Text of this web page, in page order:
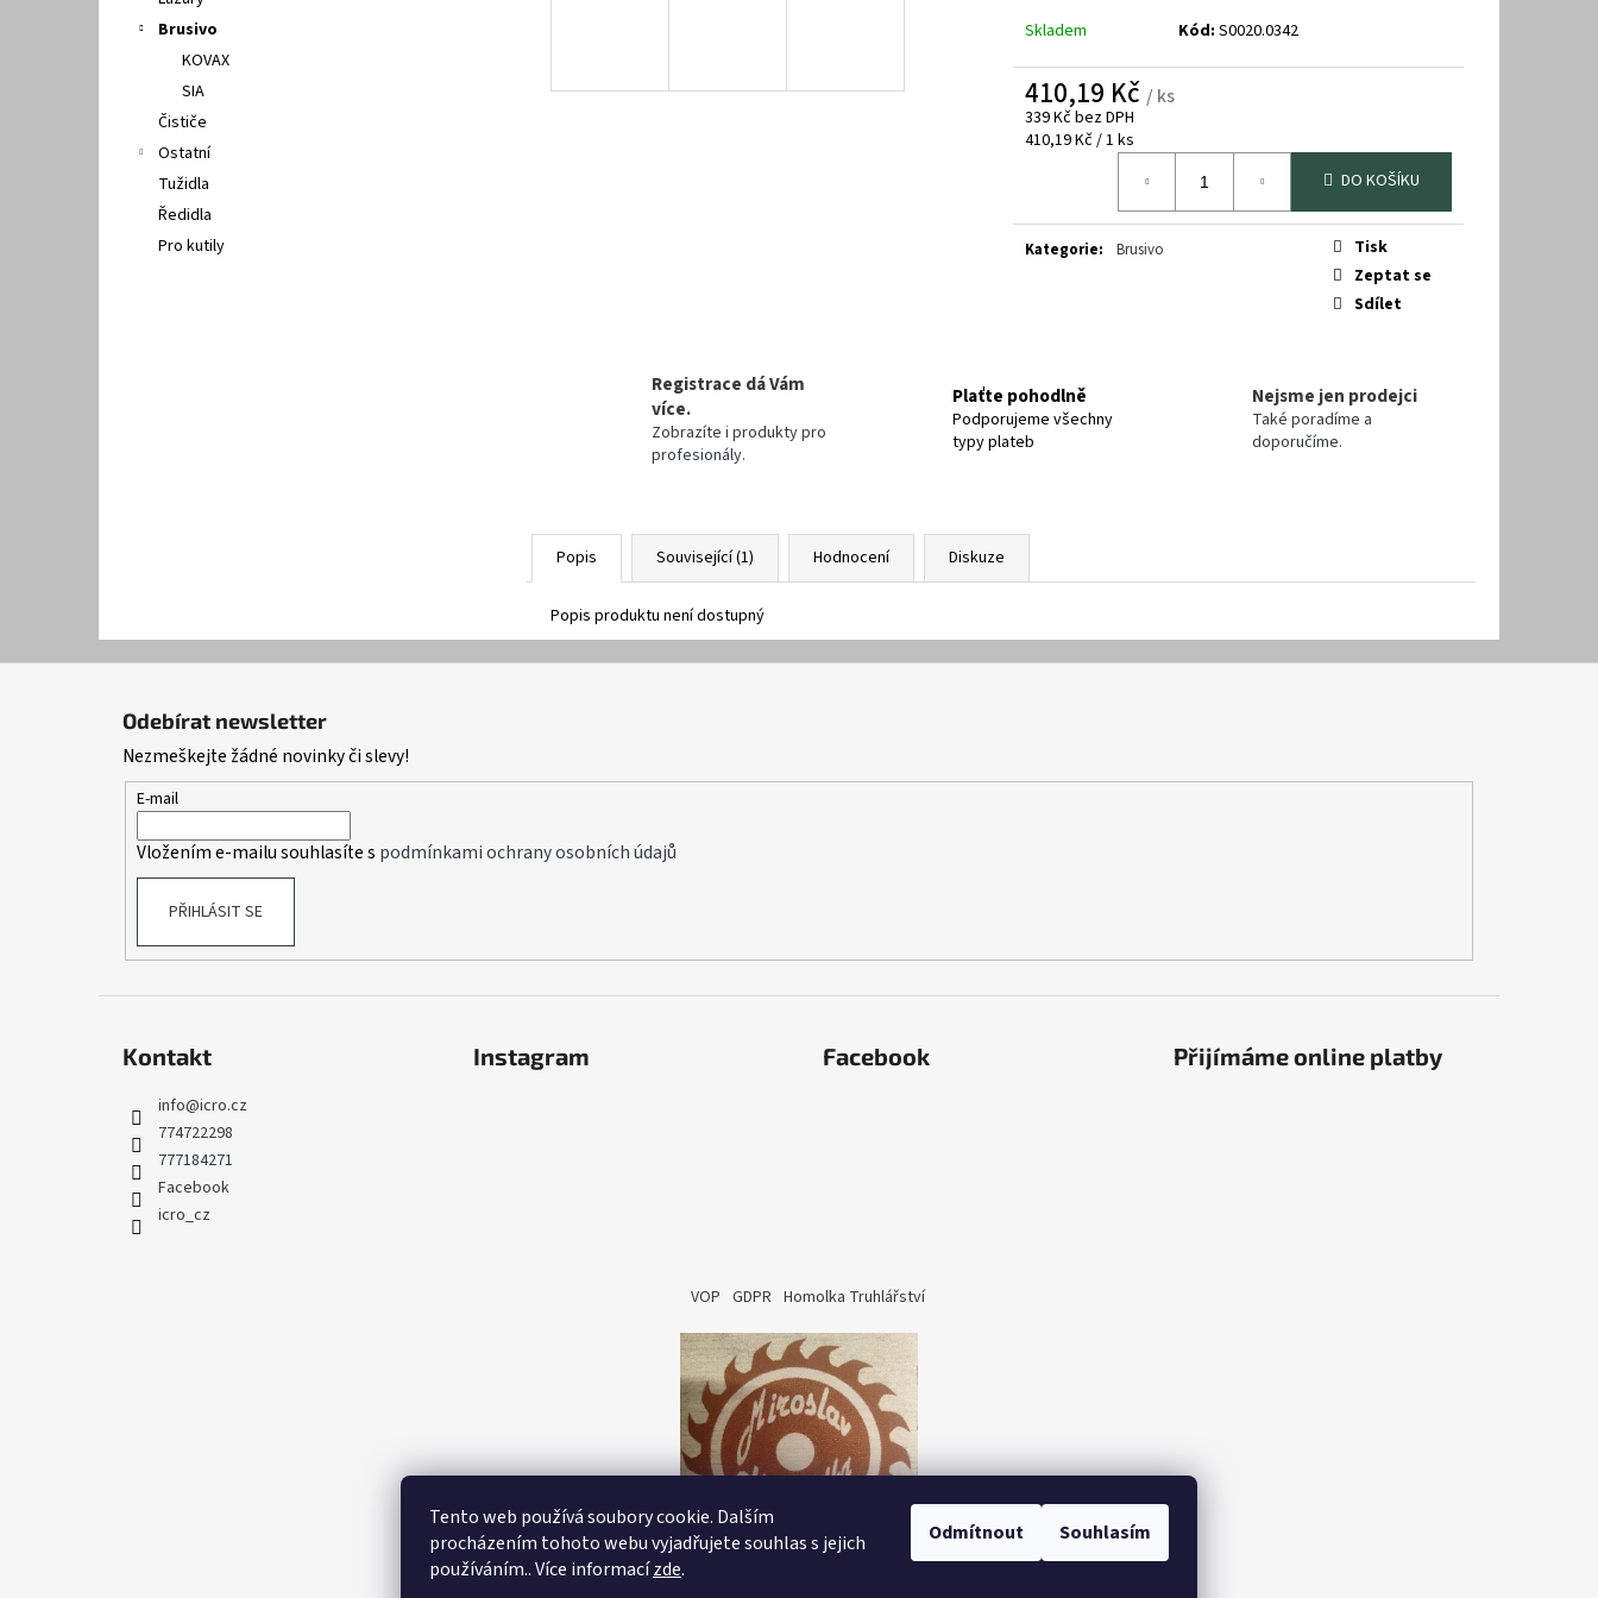
Tento web používá soubory cookie. Dalším
procházením tohoto webu vyjadřujete souhlas s jejich
používáním.. Více informacízde.
Odmítnout Souhlasím
Brusivo
KOVAX
SIA
Čističe
Ostatní
Tužidla
Ředidla
Pro kutily
Skladem Kód: S0020.0342
410,19 Kč / ks
339 Kč bez DPH
Měrná
410,19 Kč / 1 ks
DO KOŠÍKU
Kategorie: Brusivo
Tisk
Zeptat se
Sdílet
Registrace dá Vám
více.
Zobrazíte i produkty pro
profesionály.
Plaťte pohodlně
Podporujeme všechny
typy plateb
Nejsme jen prodejci
Také poradíme a
doporučíme.
Popis Související (1) Hodnocení Diskuze
Popis produktu není dostupný
Odebírat newsletter
Nezmeškejte žádné novinky či slevy!
E-mail
Vložením e-mailu souhlasíte s podmínkami ochrany osobních údajů
PŘIHLÁSIT SE
Kontakt
info@icro.cz
774722298
777184271
Facebook
icro_cz
Instagram Facebook Přijímáme online platby
VOP GDPR Homolka Truhlářství